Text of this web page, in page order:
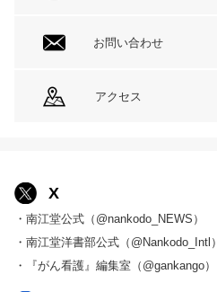
お問い合わせ
アクセス
X
・南江堂公式（@nankodo_NEWS）
・南江堂洋書部公式（@Nankodo_Intl）
・『がん看護』編集室（@gankango）